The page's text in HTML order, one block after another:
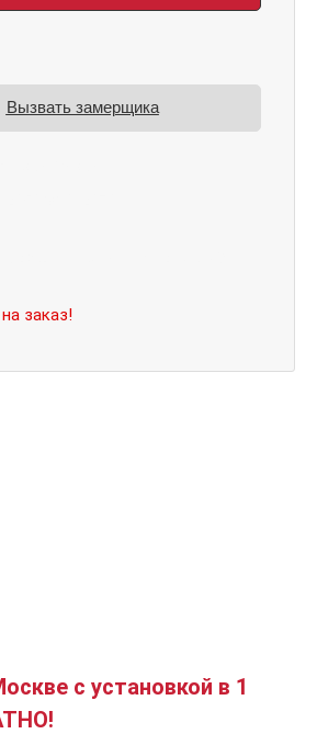
Вызвать замерщика
на заказ!
с установкой в 1